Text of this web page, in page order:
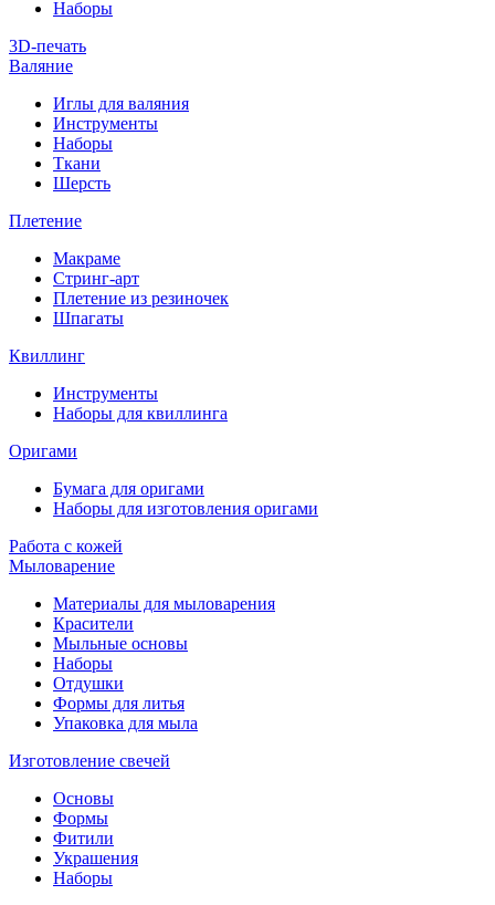
Наборы
3D-печать
Валяние
Иглы для валяния
Инструменты
Наборы
Ткани
Шерсть
Плетение
Макраме
Стринг-арт
Плетение из резиночек
Шпагаты
Квиллинг
Инструменты
Наборы для квиллинга
Оригами
Бумага для оригами
Наборы для изготовления оригами
Работа с кожей
Мыловарение
Материалы для мыловарения
Красители
Мыльные основы
Наборы
Отдушки
Формы для литья
Упаковка для мыла
Изготовление свечей
Основы
Формы
Фитили
Украшения
Наборы